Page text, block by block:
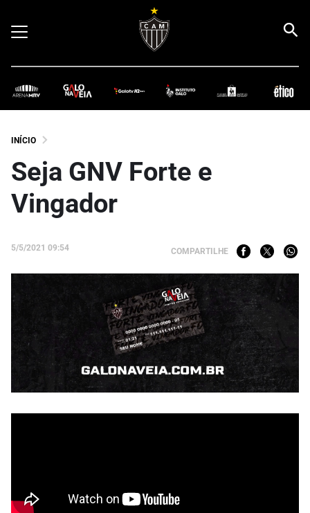
INÍCIO
Seja GNV Forte e
Vingador
5/5/2021 09:54 COMPARTILHE